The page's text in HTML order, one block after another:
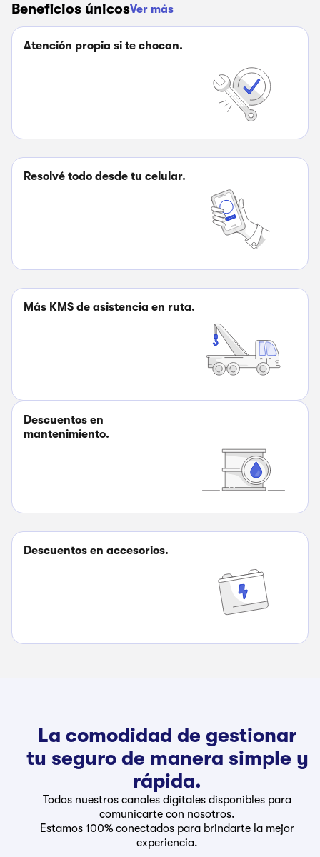
Beneficios únicosVer más
Atención propia si te chocan.
Resolvé todo desde tu celular.
Más KMS de asistencia en ruta.
Descuentos en
mantenimiento.
Descuentos en accesorios.
La comodidad de gestionar
tu seguro de manera simple y
rápida.
Todos nuestros canales digitales disponibles para
comunicarte con nosotros.
Estamos 100% conectados para brindarte la mejor
experiencia.